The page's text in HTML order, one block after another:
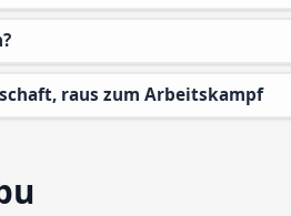
raus zum Arbeitskampf